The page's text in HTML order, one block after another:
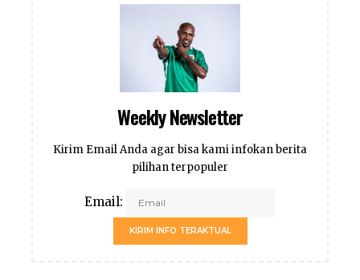
Weekly Newsletter
Kirim Email Anda agar bisa kami infokan berita
pilihan terpopuler
Email:
KIRIM INFO TERAKTUAL